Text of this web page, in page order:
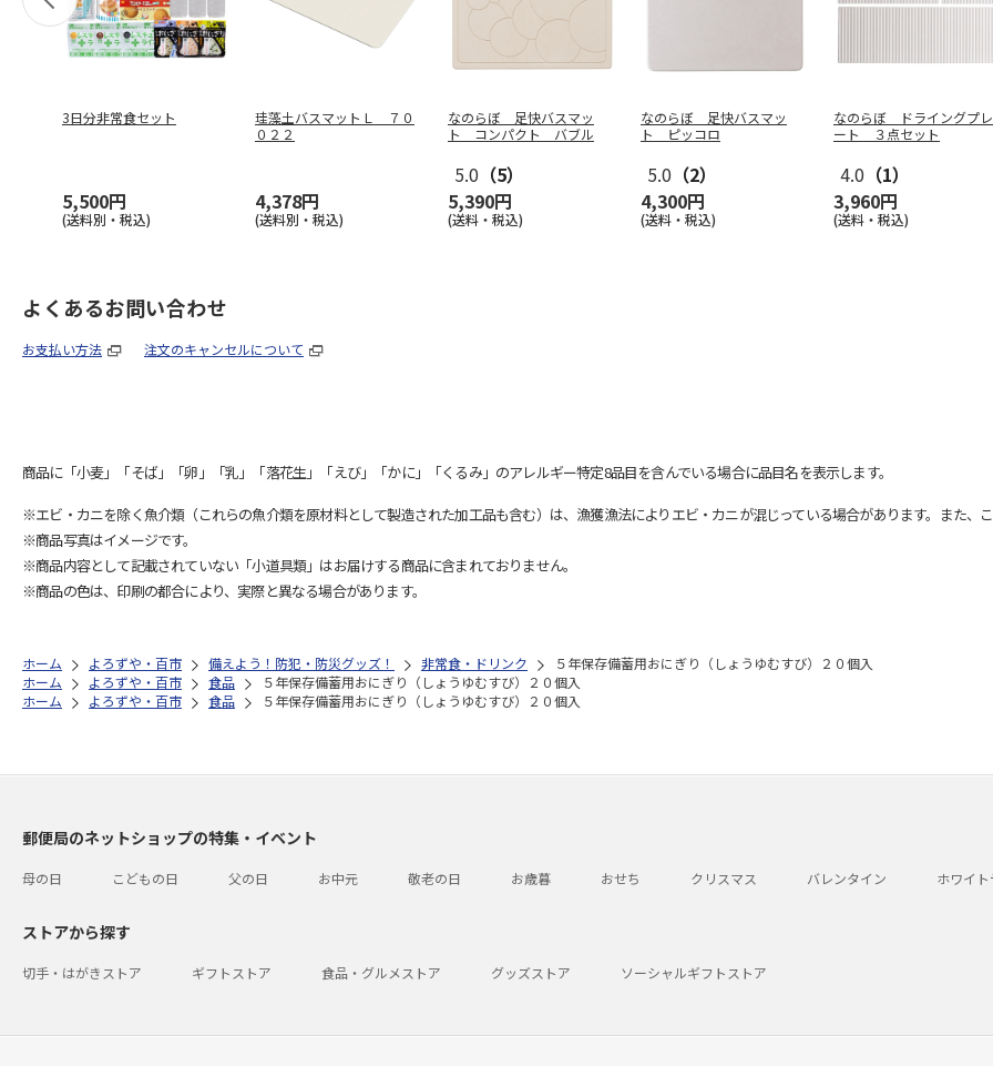
3日分非常食セット
5,500円
(送料別・税込)
珪藻土バスマットＬ ７０
０２２
4,378円
(送料別・税込)
なのらぼ 足快バスマッ
ト コンパクト バブル
5.0 （5）
5,390円
(送料・税込)
なのらぼ 足快バスマッ
ト ピッコロ
5.0 （2）
4,300円
(送料・税込)
なのらぼ ドライングプレ
ート ３点セット
4.0 （1）
3,960円
(送料・税込)
よくあるお問い合わせ
お支払い方法 注文のキャンセルについて
商品に「小麦」「そば」「卵」「乳」「落花生」「えび」「かに」「くるみ」のアレルギー特定8品目を含んでいる場合に品目名を表示します。
※エビ・カニを除く魚介類（これらの魚介類を原材料として製造された加工品も含む）は、漁獲漁法によりエビ・カニが混じっている場合があります。また、
※商品写真はイメージです。
※商品内容として記載されていない「小道具類」はお届けする商品に含まれておりません。
※商品の色は、印刷の都合により、実際と異なる場合があります。
ホーム よろずや・百市 備えよう！防犯・防災グッズ！ 非常食・ドリンク
５年保存備蓄用おにぎり（しょうゆむすび）２０個入
ホーム
よろずや・百市 食品
５年保存備蓄用おにぎり（しょうゆむすび）２０個入
ホーム
よろずや・百市 食品 ５年保存備蓄用おにぎり（しょうゆむすび）２０個入
郵便局のネットショップの特集・イベント
母の日 こどもの日 父の日 お中元 敬老の日 お歳暮 おせち クリスマス バレンタイン ホワイ
ストアから探す
切手・はがきストア ギフトストア 食品・グルメストア グッズストア ソーシャルギフトストア